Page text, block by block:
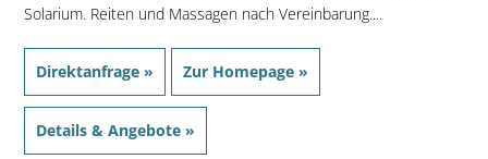
Solarium. Reiten und Massagen nach Vereinbarung....
Direktanfrage » Zur Homepage »
Details & Angebote »